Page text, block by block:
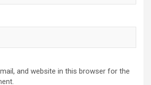
and website in this browser for the